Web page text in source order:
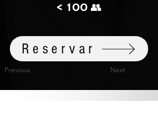
< 100 👥
Reservar
Previous Next